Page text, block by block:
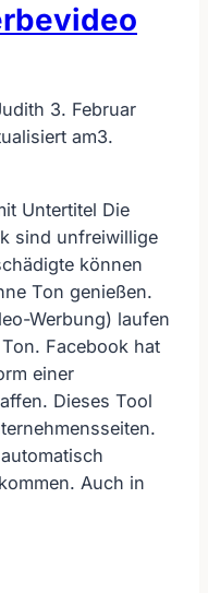
3. Februar
am3.
Untertitel Die
sind unfreiwillige
können
Ton genießen.
Werbung) laufen
Facebook hat
einer
Dieses Tool
Auch in